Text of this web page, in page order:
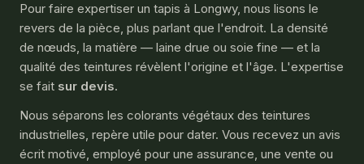
Pour faire expertiser un tapis à Longwy, nous lisons le
revers de la pièce, plus parlant que l'endroit. La densité
de nœuds, la matière — laine drue ou soie fine — et la
qualité des teintures révèlent l'origine et l'âge. L'expertise
se fait sur devis.
Nous séparons les colorants végétaux des teintures
industrielles, repère utile pour dater. Vous recevez un avis
écrit motivé, employé pour une assurance, une vente ou